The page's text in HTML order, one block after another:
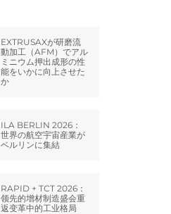
EXTRUSAXが研磨流
動加工（AFM）でアル
ミニウム押出成形の性
能をいかに向上させた
か
ILA BERLIN 2026：
世界の航空宇宙産業が
ベルリンに集結
RAPID + TCT 2026：
领先的增材制造盛会重
返变革中的工业格局